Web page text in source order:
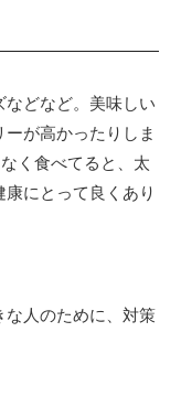
などなど。美味しい
が高かったりしま
く食べてると、太
にとって良くあり
な人のために、対策